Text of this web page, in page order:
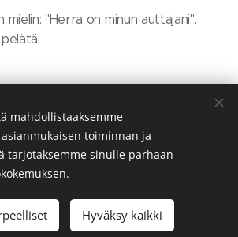
mielin: "Herra on minun auttajani".
2026. Kaikki oikeudet pidätetään.
Evästeet
mahdollistaaksemme
toiminnan ja
tarjotaksemme sinulle parhaan
Hyväksy kaikki